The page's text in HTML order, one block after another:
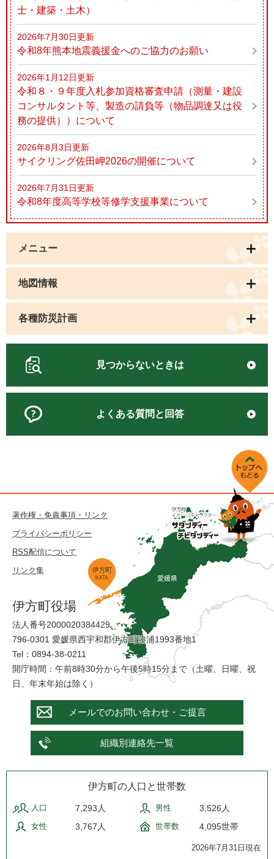
士・建築・土木）
2026年7月30日更新
令和8年熊本地震義援金へのご協力のお願い
2026年1月12日更新
令和８・９年度入札参加資格審査申請（測量・建設
コンサルタント等、製造の請負等（物品調達又は役
務の提供））について
2026年8月3日更新
サイクリング佐田岬2026の開催について
2026年7月31日更新
令和8年度高等学校等修学支援事業について
メニュー
地図情報
各種防災計画
見つからないときは
よくある質問と回答
著作権・免責事項・リンク
プライバシーポリシー
RSS配信について
リンク集
伊方町役場
法人番号2000020384429
796-0301 愛媛県西宇和郡伊方町湊浦1993番地1
Tel：0894-38-0211
開庁時間：午前8時30分から午後5時15分まで（土曜、日曜、祝
日、年末年始は除く）
メールでのお問い合わせ・ご提言
組織別連絡先一覧
伊方町の人口と世帯数
人口 7,293人 男性 3,526人
女性 3,767人 世帯数 4,095世帯
2026年7月31日現在